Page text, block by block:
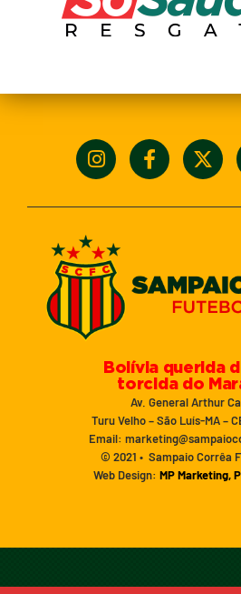
Bolívia querida
torcida do
Av. General Arthur
Turu Velho – São Luís-MA –
Email:
© 2021 • Sampaio Corrêa
Web Design: MP Marketing,